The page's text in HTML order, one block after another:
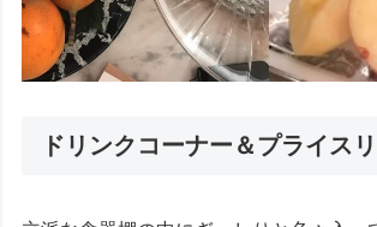
ドリンクコーナー＆プライス